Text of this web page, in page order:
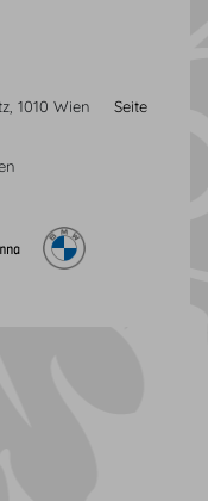
1010 Wien
Seite